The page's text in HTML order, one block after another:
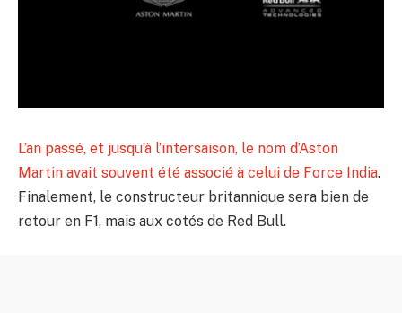
L’an passé, et jusqu’à l’intersaison, le nom d’Aston
Martin avait souvent été associé à celui de Force India.
Finalement, le constructeur britannique sera bien de
retour en F1, mais aux cotés de Red Bull.